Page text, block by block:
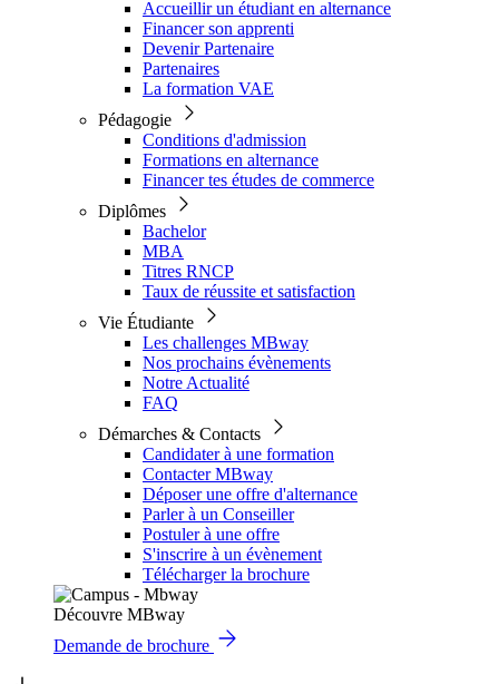
Accueillir un étudiant en alternance
Financer son apprenti
Devenir Partenaire
Partenaires
La formation VAE
Pédagogie
Conditions d'admission
Formations en alternance
Financer tes études de commerce
Diplômes
Bachelor
MBA
Titres RNCP
Taux de réussite et satisfaction
Vie Étudiante
Les challenges MBway
Nos prochains évènements
Notre Actualité
FAQ
Démarches & Contacts
Candidater à une formation
Contacter MBway
Déposer une offre d'alternance
Parler à un Conseiller
Postuler à une offre
S'inscrire à un évènement
Télécharger la brochure
Découvre MBway
Demande de brochure